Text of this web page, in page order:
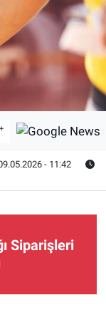
+
- 11:42
Siparişleri